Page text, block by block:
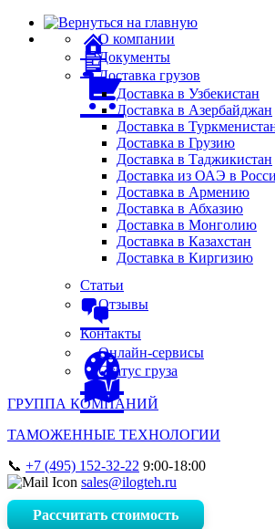
О компании
Документы
Доставка грузов
Доставка в Узбекистан
Доставка в Азербайджан
Доставка в
Доставка в Грузию
Доставка в Таджикистан
Доставка из ОАЭ в
Доставка в Армению
Доставка в Абхазию
Доставка в Монголию
Доставка в Казахстан
Доставка в Киргизию
Статьи
Отзывы
Контакты
Онлайн-сервисы
Статус груза
ГРУППА КОМПАНИЙ
ТАМОЖЕННЫЕ ТЕХНОЛОГИИ
+7 (495) 152-32-22 9:00-18:00
sales@ilogteh.ru
Рассчитать стоимость